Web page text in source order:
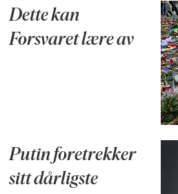
Dette kan
Forsvaret lære av
Putin foretrekker
sitt dårligste